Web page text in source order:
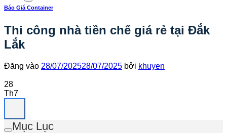
Báo Giá Container
Thi công nhà tiền chế giá rẻ tại Đắk
Lắk
Đăng vào 28/07/202528/07/2025 bởi khuyen
28
Th7
Mục Lục